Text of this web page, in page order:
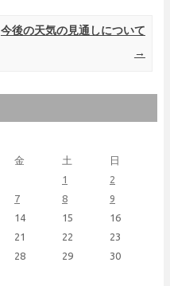
今後の天気の見通しについて
→
金 土 日
1
2
7 8
9
14 15
16
21 22
23
28 29
30